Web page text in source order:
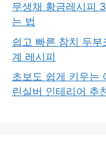
무생채 황금레시피
는 법
쉽고 빠른 참치 두
계 레시피
초보도 쉽게 키우는
린실버 인테리어 추